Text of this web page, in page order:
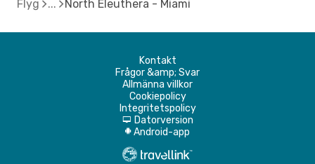
Flyg North Eleuthera - Miami
Kontakt
Frågor &amp; Svar
Allmänna villkor
Cookiepolicy
Integritetspolicy
d Datorversion
A Android-app